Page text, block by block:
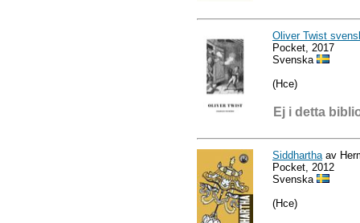
Oliver Twist
Pocket, 2017
Svenska
(Hce)
Ej i detta
Siddhartha av
Pocket, 2012
Svenska
(Hce)